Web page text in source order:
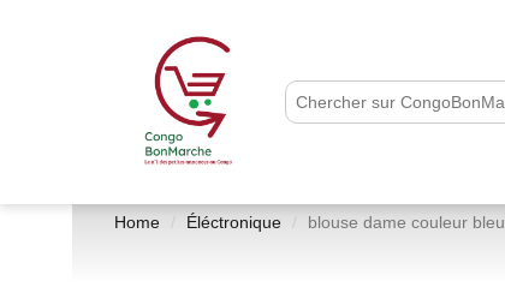
Home Éléctronique blouse dame couleur bleu